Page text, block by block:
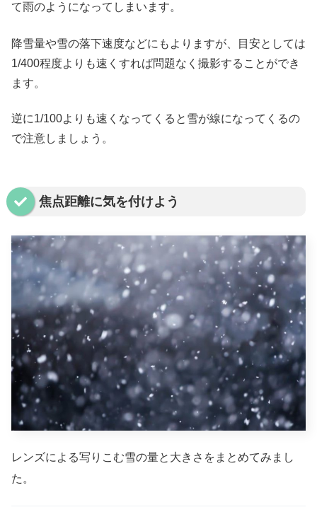
て雨のようになってしまいます。
降雪量や雪の落下速度などにもよりますが、目安としては
1/400程度よりも速くすれば問題なく撮影することができ
ます。
逆に1/100よりも速くなってくると雪が線になってくるの
で注意しましょう。
焦点距離に気を付けよう
レンズによる写りこむ雪の量と大きさをまとめてみまし
た。